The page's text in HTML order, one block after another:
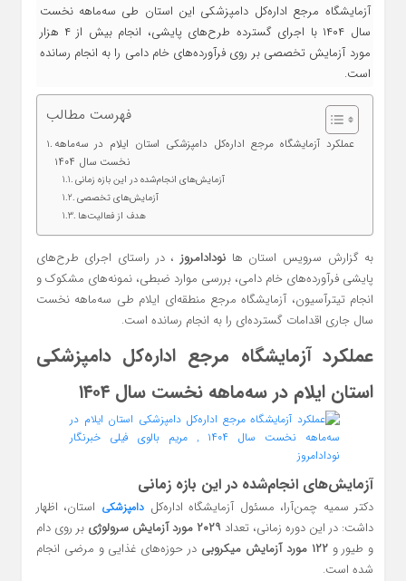
آزمایشگاه مرجع اداره‌کل دامپزشکی این استان طی سه‌ماهه نخست
سال ۱۴۰۴ با اجرای گسترده طرح‌های پایشی، انجام بیش از ۴ هزار
مورد آزمایش تخصصی بر روی فرآورده‌های خام دامی را به انجام رسانده
است.
فهرست مطالب
عملکرد آزمایشگاه مرجع اداره‌کل دامپزشکی استان ایلام در سه‌ماهه
نخست سال ۱۴۰۴
آزمایش‌های انجام‌شده در این بازه زمانی
آزمایش‌های تخصصی
هدف از فعالیت‌ها
به گزارش سرویس استان ها نودادامروز، در راستای اجرای طرح‌های
پایشی فرآورده‌های خام دامی، بررسی موارد ضبطی، نمونه‌های مشکوک و
انجام تیترآسیون، آزمایشگاه مرجع منطقه‌ای ایلام طی سه‌ماهه نخست
سال جاری اقدامات گسترده‌ای را به انجام رسانده است.
عملکرد آزمایشگاه مرجع اداره‌کل دامپزشکی
استان ایلام در سه‌ماهه نخست سال ۱۴۰۴
آزمایش‌های انجام‌شده در این بازه زمانی
دکتر سمیه چمن‌آرا، مسئول آزمایشگاه اداره‌کل دامپزشکی استان، اظهار
داشت: در این دوره زمانی، تعداد ۲۰۲۹ مورد آزمایش سرولوژی
بر روی دام
و طیور و۱۲۲ مورد آزمایش میکروبی
در حوزه‌های غذایی و مرضی انجام
شده است.